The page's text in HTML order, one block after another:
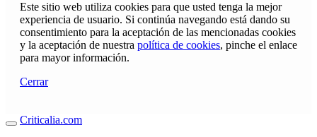
Este sitio web utiliza cookies para que usted tenga la mejor
experiencia de usuario. Si continúa navegando está dando su
consentimiento para la aceptación de las mencionadas cookies
y la aceptación de nuestra política de cookies, pinche el enlace
para mayor información.
Cerrar
Criticalia.com